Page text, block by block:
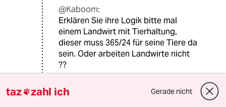
@Kaboom:
Erklären Sie ihre Logik bitte mal
einem Landwirt mit Tierhaltung,
dieser muss 365/24 für seine Tiere da
sein. Oder arbeiten Landwirte nicht
??
taz zahl ich Gerade nicht